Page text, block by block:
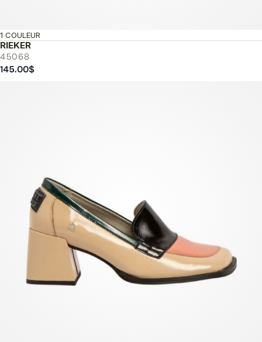
RIEKER
45068
1 COULEUR
145.00$